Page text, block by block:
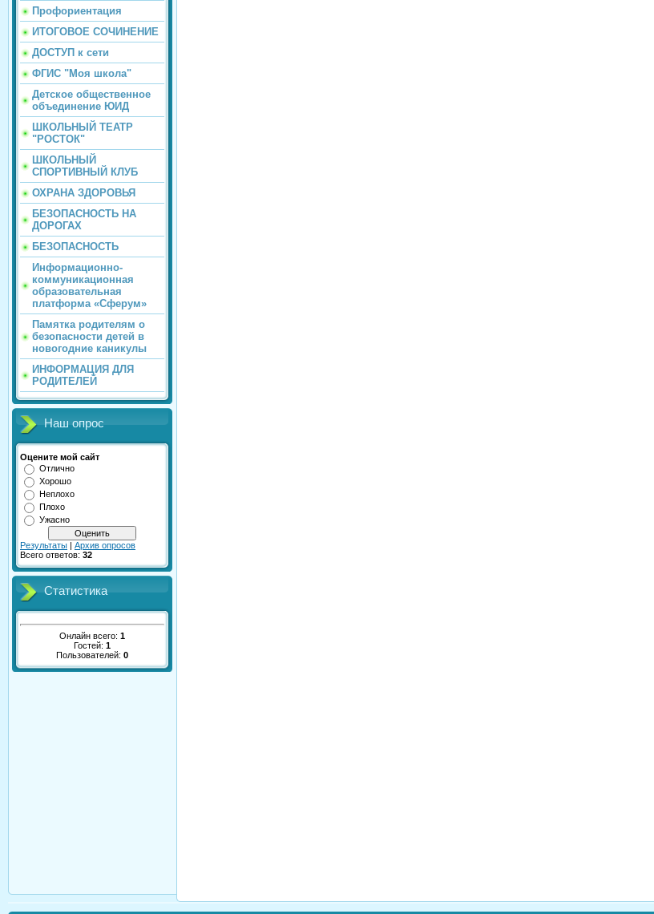
Профориентация
ИТОГОВОЕ СОЧИНЕНИЕ
ДОСТУП к сети
ФГИС "Моя школа"
Детское общественное
объединение ЮИД
ШКОЛЬНЫЙ ТЕАТР
"РОСТОК"
ШКОЛЬНЫЙ
СПОРТИВНЫЙ КЛУБ
ОХРАНА ЗДОРОВЬЯ
БЕЗОПАСНОСТЬ НА
ДОРОГАХ
БЕЗОПАСНОСТЬ
Информационно-
коммуникационная
образовательная
платформа «Сферум»
Памятка родителям о
безопасности детей в
новогодние каникулы
ИНФОРМАЦИЯ ДЛЯ
РОДИТЕЛЕЙ
Наш опрос
Оцените мой сайт
Отлично
Хорошо
Неплохо
Плохо
Ужасно
Результаты | Архив опросов
Всего ответов: 32
Статистика
Онлайн всего: 1
Гостей: 1
Пользователей: 0